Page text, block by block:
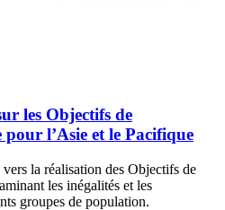
les Objectifs de
l’Asie et le Pacifique
la réalisation des Objectifs de
les inégalités et les
groupes de population.